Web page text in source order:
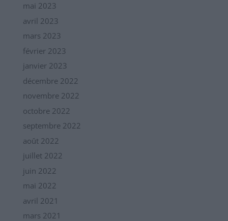
mai 2023
avril 2023
mars 2023
février 2023
janvier 2023
décembre 2022
novembre 2022
octobre 2022
septembre 2022
août 2022
juillet 2022
juin 2022
mai 2022
avril 2021
mars 2021